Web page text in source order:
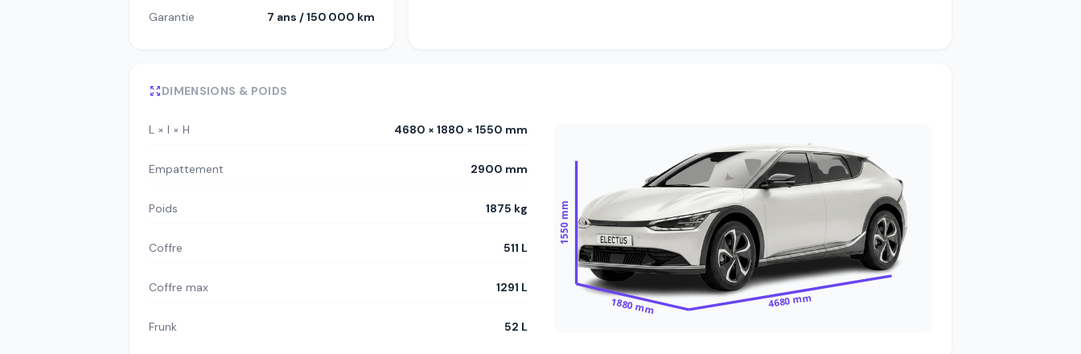
Garantie 7 ans / 150 000 km
DIMENSIONS & POIDS
L × l × H 4680 × 1880 × 1550 mm
Empattement 2900 mm
Poids 1875 kg
Coffre 511 L
Coffre max 1291 L
Frunk 52 L
1550 mm
1880 mm 4680 mm